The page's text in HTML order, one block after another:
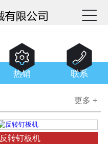


热销 
联系
更多 +
反转钉板机